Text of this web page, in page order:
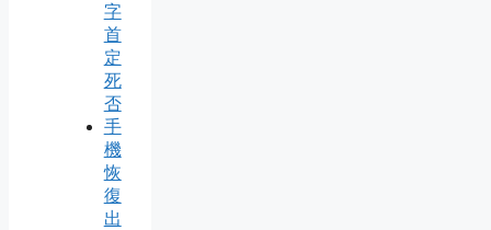
字
首
定
死
否
手
機
恢
復
出